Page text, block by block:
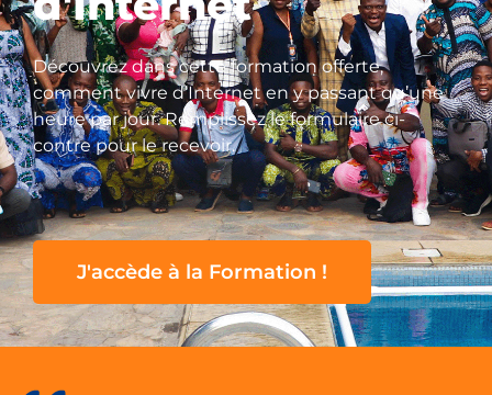
Découvrez dans cette formation offerte,
comment vivre d’Internet en y passant qu’une
heure par jour. Remplissez le formulaire ci-
contre pour le recevoir.
J'accède à la Formation !